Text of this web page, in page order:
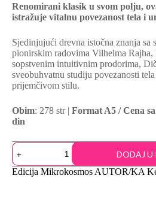
Renomirani klasik u svom polju,
istražuje vitalnu povezanost tela i
Sjedinjujući drevna istočna znanja sa
pionirskim radovima Vilhelma Rajha,
sopstvenim intuitivnim prodorima,
sveobuhvatnu studiju povezanosti
prijemčivom stilu.
Obim: 278 str | Format A5 /Cena
din
DODAJ U
Edicija Mikrokosmos AUTOR/KA